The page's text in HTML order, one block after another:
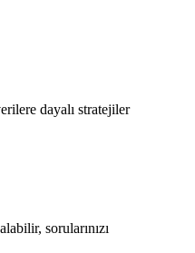
dayalı stratejiler
sorularınızı